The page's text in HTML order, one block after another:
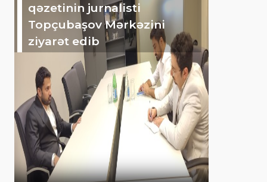
qəzetinin jurnalisti
Topçubaşov Mərkəzini
ziyarət edib